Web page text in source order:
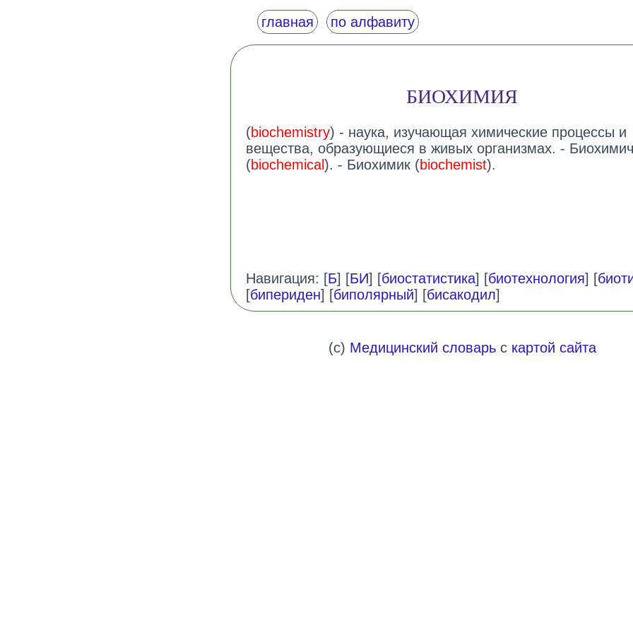
главная по алфавиту
БИОХИМИЯ
(biochemistry) - наука, изучающая химические процессы и
вещества, образующиеся в живых организмах. -
(biochemical). - Биохимик (biochemist).
Навигация: [Б] [БИ] [биостатистика] [биотехнология] [
[бипериден] [биполярный] [бисакодил]
(c) Медицинский словарьс картой сайта